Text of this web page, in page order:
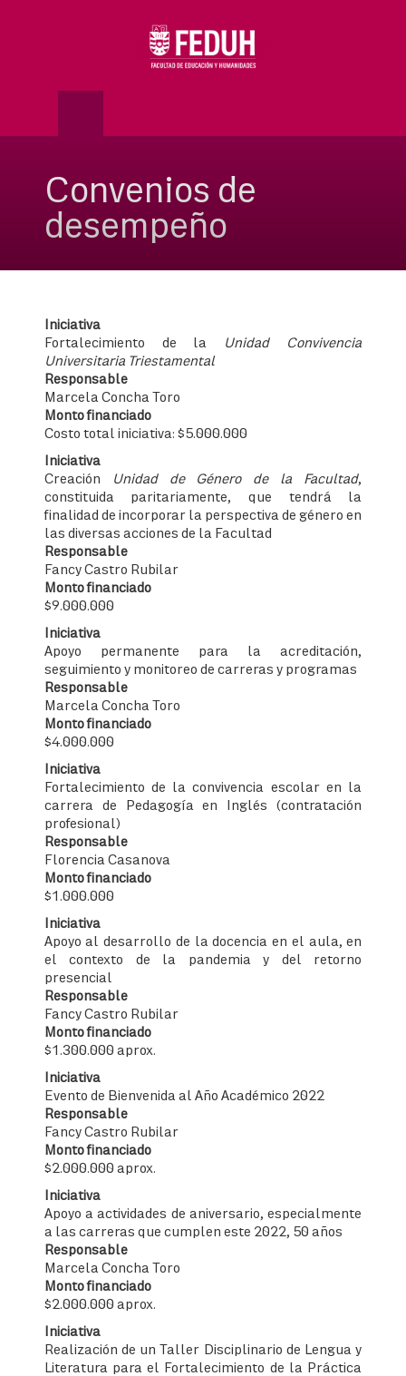
Convenios de
desempeño
Iniciativa
Fortalecimiento de la Unidad Convivencia
Universitaria Triestamental
Responsable
Marcela Concha Toro
Monto financiado
Costo total iniciativa: $5.000.000
Iniciativa
Creación
Unidad de Género de la Facultad,
constituida paritariamente, que tendrá la
finalidad de incorporar la perspectiva de género en
las diversas acciones de la Facultad
Responsable
Fancy Castro Rubilar
Monto financiado
$9.000.000
Iniciativa
Apoyo permanente para la acreditación,
seguimiento y monitoreo de carreras y programas
Responsable
Marcela Concha Toro
Monto financiado
$4.000.000
Iniciativa
Fortalecimiento de la convivencia escolar en la
carrera de Pedagogía en Inglés (contratación
profesional)
Responsable
Florencia Casanova
Monto financiado
$1.000.000
Iniciativa
Apoyo al desarrollo de la docencia en el aula, en
el contexto de la pandemia y del retorno
presencial
Responsable
Fancy Castro Rubilar
Monto financiado
$1.300.000 aprox.
Iniciativa
Evento de Bienvenida al Año Académico 2022
Responsable
Fancy Castro Rubilar
Monto financiado
$2.000.000 aprox.
Iniciativa
Apoyo a actividades de aniversario, especialmente
a las carreras que cumplen este 2022, 50 años
Responsable
Marcela Concha Toro
Monto financiado
$2.000.000 aprox.
Iniciativa
Realización de un Taller Disciplinario de Lengua y
Literatura para el Fortalecimiento de la Práctica